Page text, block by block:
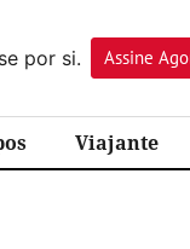
por si.
Assine
Viajante